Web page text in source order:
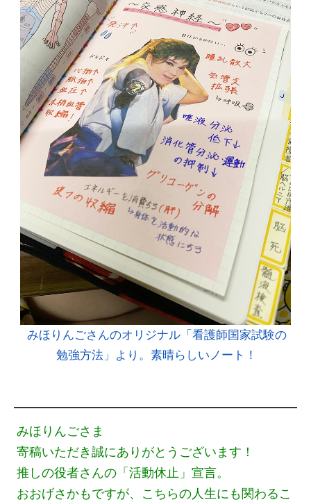
みほりんごさんのオリジナル「看護師国家試験の
勉強方法」より。素晴らしいノート！
みほりんごさま
寄稿いただき誠にありがとうございます！
推しの役者さんの「活動休止」宣言。
おおげさかもですが、こちらの人生にも関わるこ